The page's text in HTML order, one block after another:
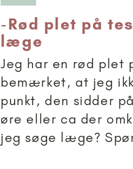
-Rød plet på
læge
Jeg har en rød plet
bemærket, at jeg
punkt, den sidder
øre eller ca der
jeg søge læge?